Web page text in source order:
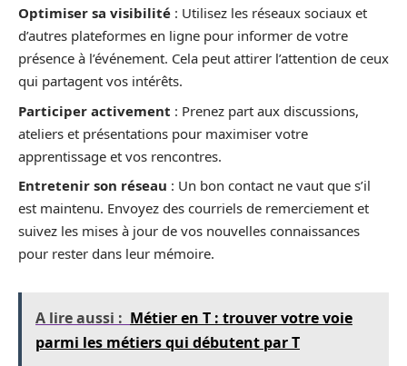
Optimiser sa visibilité : Utilisez les réseaux sociaux et
d’autres plateformes en ligne pour informer de votre
présence à l’événement. Cela peut attirer l’attention de ceux
qui partagent vos intérêts.
Participer activement : Prenez part aux discussions,
ateliers et présentations pour maximiser votre
apprentissage et vos rencontres.
Entretenir son réseau : Un bon contact ne vaut que s’il
est maintenu. Envoyez des courriels de remerciement et
suivez les mises à jour de vos nouvelles connaissances
pour rester dans leur mémoire.
A lire aussi : Métier en T : trouver votre voie
parmi les métiers qui débutent par T